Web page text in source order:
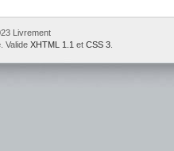
Livrement
. Valide XHTML 1.1 et CSS 3